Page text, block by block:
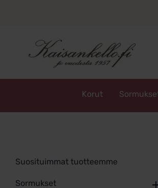
Korut
Suosituimmat tuotteemme
Sormukset